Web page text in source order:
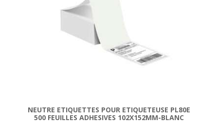
NEUTRE ETIQUETTES POUR ETIQUETEUSE PL80E
500 FEUILLES ADHESIVES 102X152MM-BLANC